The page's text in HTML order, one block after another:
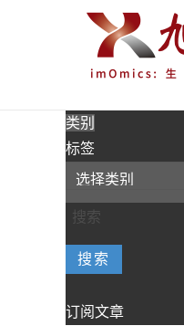
类别
标签
搜索
订阅文章